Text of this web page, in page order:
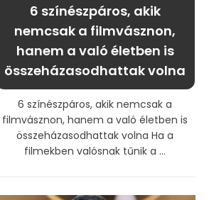
6 színészpáros, akik
nemcsak a filmvásznon,
hanem a való életben is
összeházasodhattak volna
6 színészpáros, akik nemcsak a
filmvásznon, hanem a való életben is
összeházasodhattak volna Ha a
filmekben valósnak tűnik a ...